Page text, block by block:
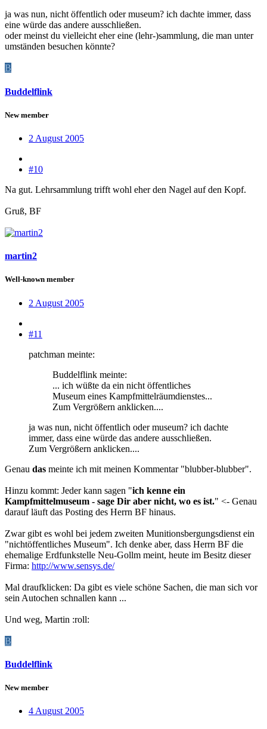
ja was nun, nicht öffentlich oder museum? ich dachte immer, dass
eine würde das andere ausschließen.
oder meinst du vielleicht eher eine (lehr-)sammlung, die man unter
umständen besuchen könnte?
B
Buddelflink
New member
2 August 2005
#10
Na gut. Lehrsammlung trifft wohl eher den Nagel auf den Kopf.
Gruß, BF
martin2
Well-known member
2 August 2005
#11
patchman meinte:
Buddelflink meinte:
... ich wüßte da ein nicht öffentliches
Museum eines Kampfmittelräumdienstes...
Zum Vergrößern anklicken....
ja was nun, nicht öffentlich oder museum? ich dachte
immer, dass eine würde das andere ausschließen.
Zum Vergrößern anklicken....
Genau das meinte ich mit meinen Kommentar "blubber-blubber".
Hinzu kommt: Jeder kann sagen "ich kenne ein
Kampfmittelmuseum - sage Dir aber nicht, wo es ist." <- Genau
darauf läuft das Posting des Herrn BF hinaus.
Zwar gibt es wohl bei jedem zweiten Munitionsbergungsdienst ein
"nichtöffentliches Museum". Ich denke aber, dass Herrn BF die
ehemalige Erdfunkstelle Neu-Gollm meint, heute im Besitz dieser
Firma: http://www.sensys.de/
Mal draufklicken: Da gibt es viele schöne Sachen, die man sich vor
sein Autochen schnallen kann ...
Und weg, Martin :roll:
B
Buddelflink
New member
4 August 2005